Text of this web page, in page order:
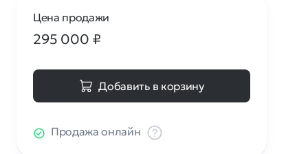
Цена продажи
295 000 ₽
Добавить в корзину
Продажа онлайн